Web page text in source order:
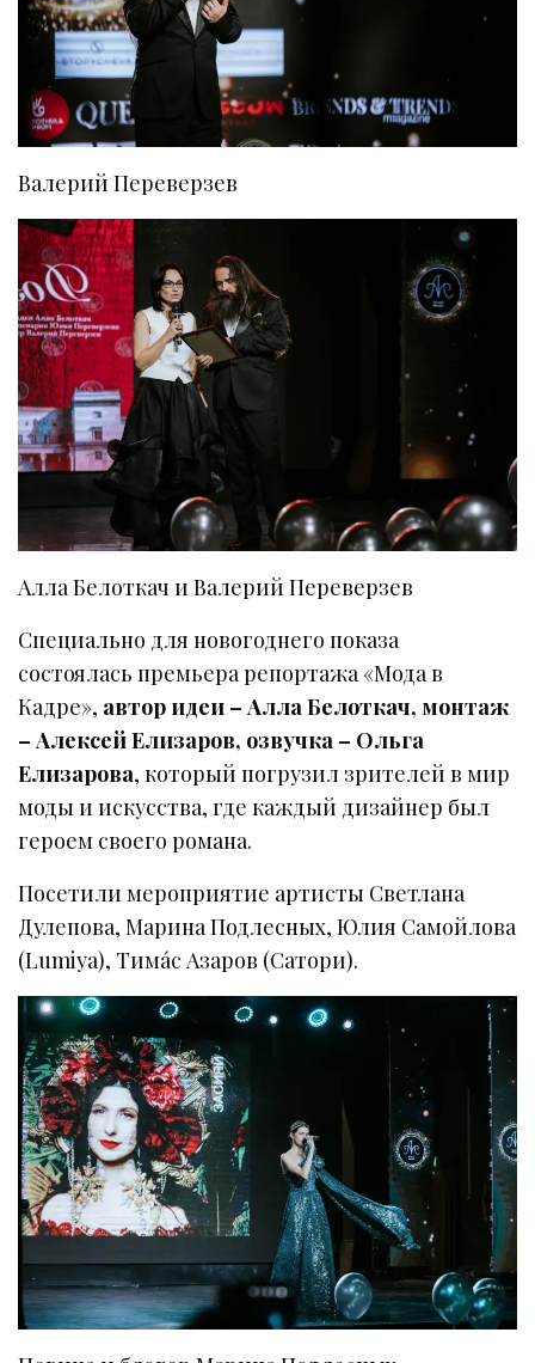
Валерий Переверзев
Алла Белоткач и Валерий Переверзев
Специально для новогоднего показа
состоялась премьера репортажа «Мода в
Кадре», автор идеи – Алла Белоткач, монтаж
– Алексей Елизаров, озвучка – Ольга
Елизарова, который погрузил зрителей в мир
моды и искусства, где каждый дизайнер был
героем своего романа.
Посетили мероприятие артисты Светлана
Дулепова, Марина Подлесных, Юлия Самойлова
(Lumiya), Тима́с Азаров (Сатори).